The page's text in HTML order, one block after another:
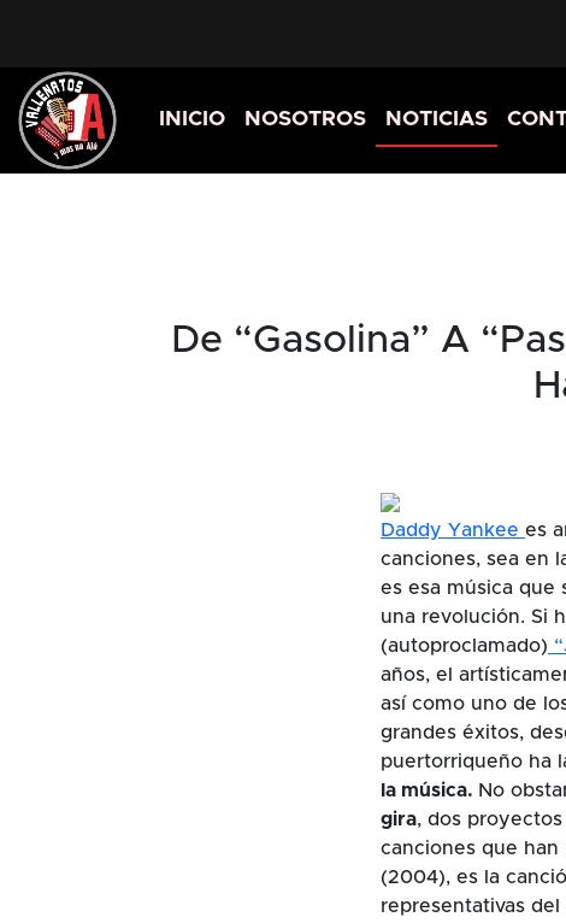
INICIO NOSOTROS NOTICIAS
De “Gasolina” A
Daddy Yankee es
canciones, sea en
es esa música que
una revolución. Si
(autoproclamado)
años, el
así como uno de
grandes éxitos,
puertorriqueño ha
la música. No
gira, dos
canciones que han
(2004), es la
representativas